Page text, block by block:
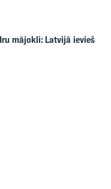
mājokli: Latvijā ievieš